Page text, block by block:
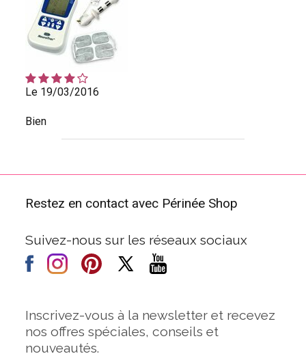
Le 19/03/2016
Bien
Restez en contact avec Périnée Shop
Suivez-nous sur les réseaux sociaux
Inscrivez-vous à la newsletter et recevez
nos offres spéciales, conseils et
nouveautés.